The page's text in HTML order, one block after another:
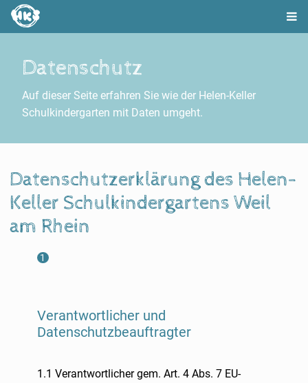
Datenschutz
Auf dieser Seite erfahren Sie wie der Helen-Keller
Schulkindergarten mit Daten umgeht.
Datenschutzerklärung des Helen-
Keller Schulkindergartens Weil
am Rhein
Verantwortlicher und
Datenschutzbeauftragter
1.1 Verantwortlicher gem. Art. 4 Abs. 7 EU-